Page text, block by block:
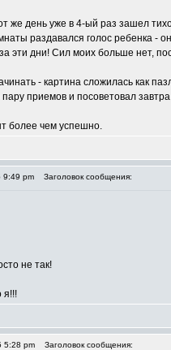
же день уже в 4-ый раз зашел
раздавался голос ребенка -
эти дни! Сил моих больше нет,
- картина сложилась как
приемов и посоветовал завтра
более чем успешно.
9:49 pm Заголовок сообщения:
не так!
я!!!
5:28 pm Заголовок сообщения: